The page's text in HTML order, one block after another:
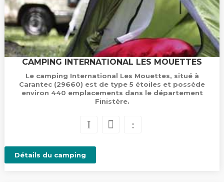
CAMPING INTERNATIONAL LES MOUETTES
Le camping International Les Mouettes, situé à
Carantec (29660) est de type 5 étoiles et possède
environ 440 emplacements dans le département
Finistère.
Détails du camping